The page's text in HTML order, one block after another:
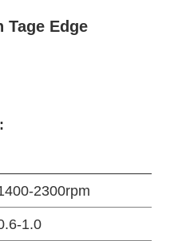
Tage Edge
2300rpm
1.0